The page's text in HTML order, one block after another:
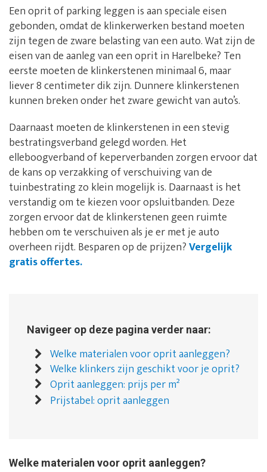
Een oprit of parking leggen is aan speciale eisen
gebonden, omdat de klinkerwerken bestand moeten
zijn tegen de zware belasting van een auto. Wat zijn de
eisen van de aanleg van een oprit in Harelbeke? Ten
eerste moeten de klinkerstenen minimaal 6, maar
liever 8 centimeter dik zijn. Dunnere klinkerstenen
kunnen breken onder het zware gewicht van auto’s.
Daarnaast moeten de klinkerstenen in een stevig
bestratingsverband gelegd worden. Het
elleboogverband of keperverbanden zorgen ervoor dat
de kans op verzakking of verschuiving van de
tuinbestrating zo klein mogelijk is. Daarnaast is het
verstandig om te kiezen voor opsluitbanden. Deze
zorgen ervoor dat de klinkerstenen geen ruimte
hebben om te verschuiven als je er met je auto
overheen rijdt. Besparen op de prijzen?Vergelijk
gratis offertes.
Navigeer op deze pagina verder naar:
Welke materialen voor oprit aanleggen?
Welke klinkers zijn geschikt voor je oprit?
Oprit aanleggen: prijs per m²
Prijstabel: oprit aanleggen
Welke materialen voor oprit aanleggen?